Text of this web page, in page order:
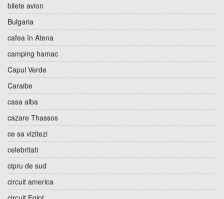
bilete avion
Bulgaria
cafea în Atena
camping hamac
Capul Verde
Caraibe
casa alba
cazare Thassos
ce sa vizitezi
celebritati
cipru de sud
circuit america